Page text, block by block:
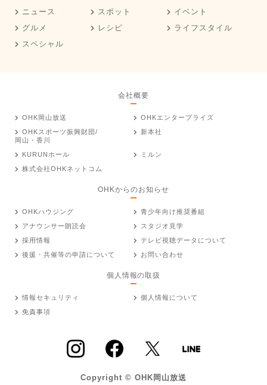
ニュース スポット
イベント
グルメ
レシピ
ライフスタイル
スペシャル
会社概要
OHK岡山放送
OHKエンタープライズ
OHKスポーツ振興財団/
岡山・香川
新本社
KURUNホール
ミルン
株式会社OHKネットコム
OHKからのお知らせ
OHKハウジング
青少年向け推奨番組
アナウンサー朗読会
スタジオ見学
採用情報
テレビ視聴データについて
後援・共催等の申請について
お問い合わせ
個人情報の取扱
情報セキュリティ
個人情報について
免責事項
Copyright © OHK岡山放送